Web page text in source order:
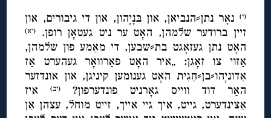
(י) נאָר נתן⸗הנביאן, און בּנָיָהון, און די גיבורים, און
זיין ברודער שלמהן, האָט ער ניט געטאָן רופן.
(יא)
האָט נתן געזאָגט בת⸗שבען, די מאַמע פון שלמהן,
אַזוי צו זאָגן: „איר האָט פאַרוואָר געהערט אַז
אַדוניָהו⸗בן⸗חַגִית האָט גענומען קיניגן, און אונדזער
האַר דוד ווייס גאָרניט פונדערפון?
(יב)איז
אַצינדערט, גייט, איך גיי אייך, זייט מוחל, עצהן אַן